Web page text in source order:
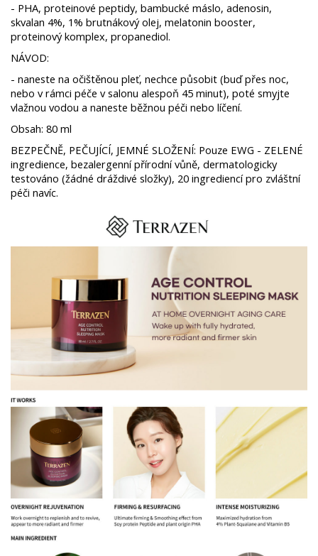
- PHA, proteinové peptidy, bambucké máslo, adenosin,
skvalan 4%, 1% brutnákový olej, melatonin booster,
proteinový komplex, propanediol.
NÁVOD:
- naneste na očištěnou pleť, nechce působit (buď přes noc,
nebo v rámci péče v salonu alespoň 45 minut), poté smyjte
vlažnou vodou a naneste běžnou péči nebo líčení.
Obsah: 80 ml
BEZPEČNĚ, PEČUJÍCÍ, JEMNÉ SLOŽENÍ: Pouze EWG - ZELENÉ
ingredience, bezalergenní přírodní vůně, dermatologicky
testováno (žádné dráždivé složky), 20 ingrediencí pro zvláštní
péči navíc.